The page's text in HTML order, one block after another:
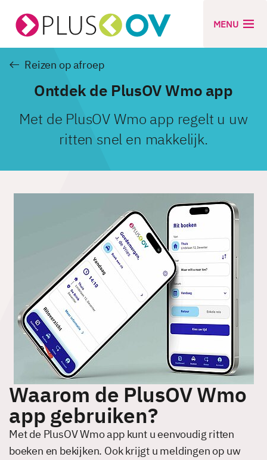
MENU
Reizen op afroep
Ontdek de PlusOV Wmo app
Met de PlusOV Wmo app regelt u uw
ritten snel en makkelijk.
Waarom de PlusOV Wmo
app gebruiken?
Met de PlusOV Wmo app kunt u eenvoudig ritten
boeken en bekijken. Ook krijgt u meldingen op uw